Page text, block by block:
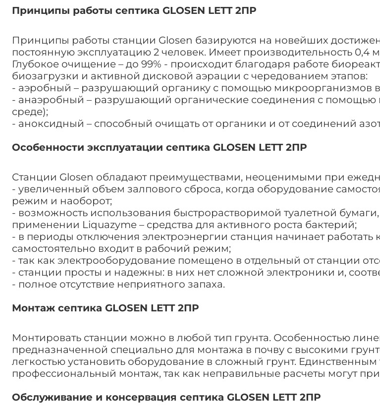
Принципы работы септика GLOSEN LETT 2ПР
Принципы работы станции Glosen базируются на новейших
постоянную эксплуатацию 2 человек. Имеет производительность
Глубокое очищение – до 99% - происходит благодаря работе
биозагрузки и активной дисковой аэрации с чередованием этапов:
- аэробный – разрушающий органику с помощью микроорганизмов в
- анаэробный – разрушающий органические соединения с
среде);
- аноксидный – способный очищать от органики и от соединений
Особенности эксплуатации септика GLOSEN LETT 2ПР
Станции Glosen обладают преимуществами, неоценимыми при
- увеличенный объем залпового сброса, когда оборудование
режим и наоборот;
- возможность использования быстрорастворимой туалетной
применении Liquazyme – средства для активного роста бактерий;
- в периоды отключения электроэнергии станция начинает
самостоятельно входит в рабочий режим;
- так как электрооборудование помещено в отдельный от станции
- станции просты и надежны: в них нет сложной электроники и,
- полное отсутствие неприятного запаха.
Монтаж септика GLOSEN LETT 2ПР
Монтировать станции можно в любой тип грунта. Особенностью
предназначенной специально для монтажа в почву с высокими
легкостью установить оборудование в сложный грунт.
профессиональный монтаж, так как неправильные расчеты могут
Обслуживание и консервация септика GLOSEN LETT 2ПР